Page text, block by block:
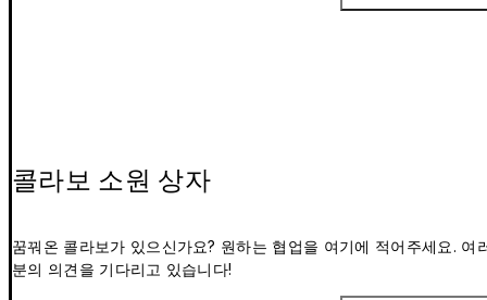
콜라보 소원 상자
꿈꿔온 콜라보가 있으신가요? 원하는 협업을 여기에 적어주세요. 여
분의 의견을 기다리고 있습니다!